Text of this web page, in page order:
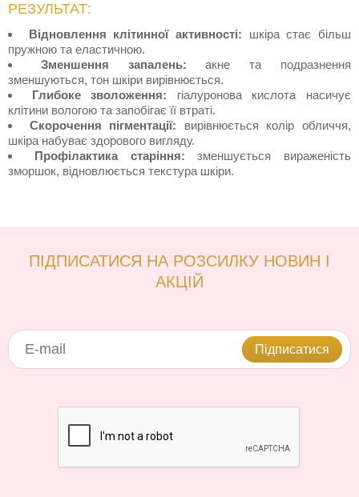
РЕЗУЛЬТАТ:
Відновлення клітинної активності: шкіра стає більш
пружною та еластичною.
Зменшення запалень: акне та подразнення
зменшуються, тон шкіри вирівнюється.
Глибоке зволоження: гіалуронова кислота насичує
клітини вологою та запобігає її втраті.
Скорочення пігментації: вирівнюється колір обличчя,
шкіра набуває здорового вигляду.
Профілактика старіння: зменшується вираженість
зморшок, відновлюється текстура шкіри.
ПІДПИСАТИСЯ НА РОЗСИЛКУ НОВИН І
АКЦІЙ
Підписатися